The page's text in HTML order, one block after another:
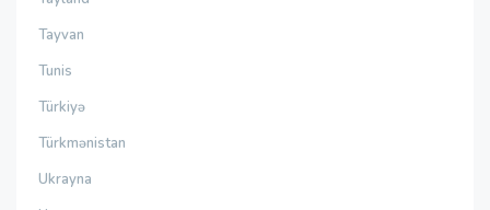
Tayvan
Tunis
Türkiyə
Türkmənistan
Ukrayna